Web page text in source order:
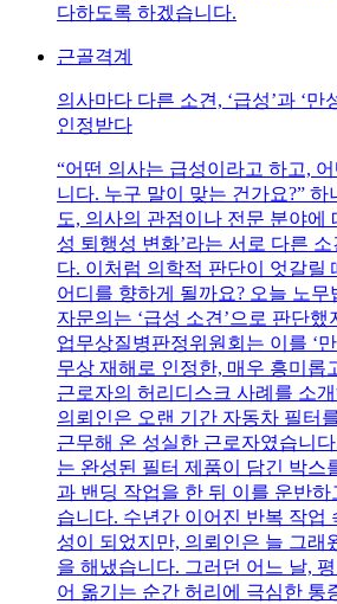
다하도록 하겠습니다.
근골격계
의사마다 다른 소견, ‘급성’과 ‘만
인정받다
“어떤 의사는 급성이라고 하고,
니다. 누구 말이 맞는 건가요?”
도, 의사의 관점이나 전문 분야에
성 퇴행성 변화’라는 서로 다른
다. 이처럼 의학적 판단이 엇갈릴
어디를 향하게 될까요? 오늘 노
자문의는 ‘급성 소견’으로 판단
업무상질병판정위원회는 이를 ‘
무상 재해로 인정한, 매우 흥미롭
근로자의 허리디스크 사례를 소
의뢰인은 오랜 기간 자동차 필터
근무해 온 성실한 근로자였습니
는 완성된 필터 제품이 담긴 박스
과 밴딩 작업을 한 뒤 이를 운반
습니다. 수년간 이어진 반복 작업
성이 되었지만, 의뢰인은 늘 그래
을 해냈습니다. 그러던 어느 날,
어 옮기는 순간 허리에 극심한 통